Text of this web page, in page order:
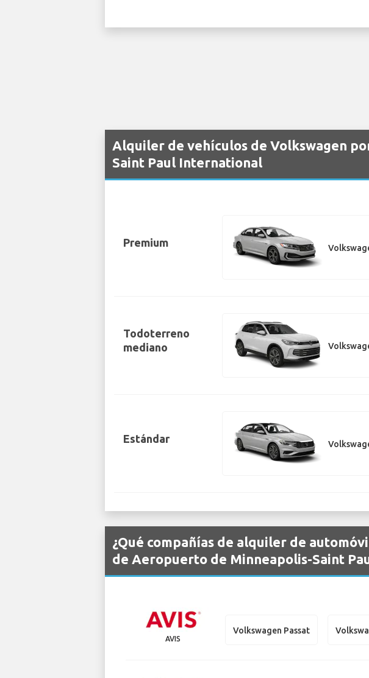
Alquiler de vehículos de Volkswagen
Saint Paul International
Premium
Todoterreno
mediano
Estándar
¿Qué compañías de alquiler de
de Aeropuerto de Minneapolis-Saint
AVIS
Volkswagen Passat